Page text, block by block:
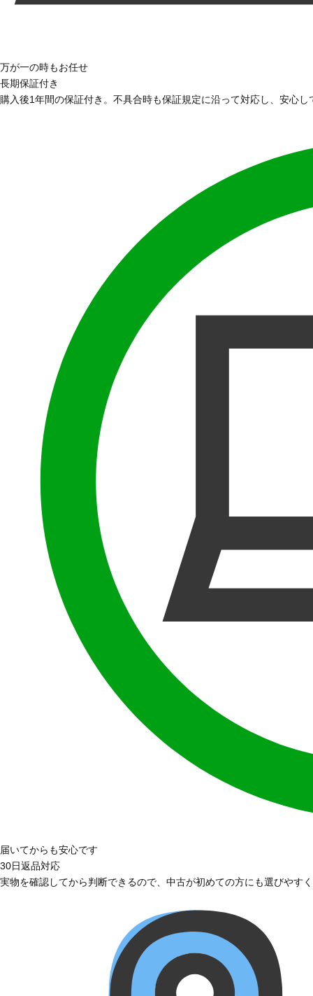
万が一の時もお任せ
長期保証付き
購入後1年間の保証付き。不具合時も保証規定に沿って対応し、安心
届いてからも安心です
30日返品対応
実物を確認してから判断できるので、中古が初めての方にも選びやす